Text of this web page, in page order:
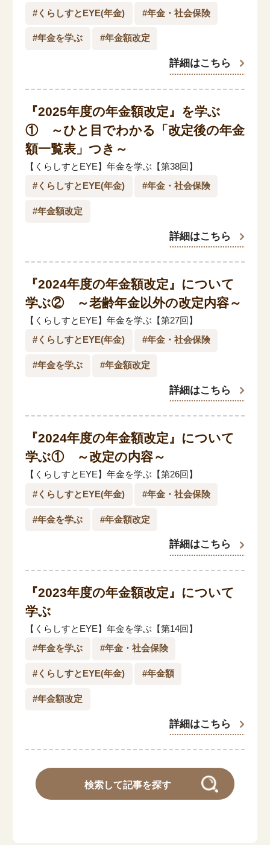
「終活」に関する記事
「暮らし」に関する記事
くらしすとについて
協会事業案内
プライバシーポリシー（個人情報保護方針）
閉じる
#くらしすとEYE(年金) #年金・社会保険
#年金を学ぶ #年金額改定
詳細はこちら
『2025年度の年金額改定』を学ぶ
① ～ひと目でわかる「改定後の年金
額一覧表」つき～
【くらしすとEYE】年金を学ぶ【第38回】
#くらしすとEYE(年金) #年金・社会保険
#年金額改定
詳細はこちら
『2024年度の年金額改定』について
学ぶ② ～老齢年金以外の改定内容～
【くらしすとEYE】年金を学ぶ【第27回】
#くらしすとEYE(年金) #年金・社会保険
#年金を学ぶ #年金額改定
詳細はこちら
『2024年度の年金額改定』について
学ぶ① ～改定の内容～
【くらしすとEYE】年金を学ぶ【第26回】
#くらしすとEYE(年金) #年金・社会保険
#年金を学ぶ #年金額改定
詳細はこちら
『2023年度の年金額改定』について
学ぶ
【くらしすとEYE】年金を学ぶ【第14回】
#年金を学ぶ #年金・社会保険
#くらしすとEYE(年金) #年金額
#年金額改定
詳細はこちら
検索して記事を探す